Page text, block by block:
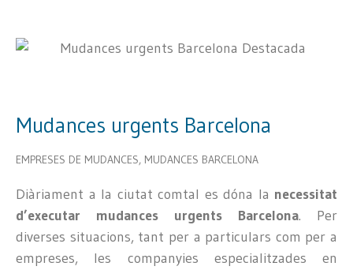
Mudances urgents Barcelona
EMPRESES DE MUDANCES, MUDANCES BARCELONA
Diàriament a la ciutat comtal es dóna la necessitat
d’executar mudances urgents Barcelona. Per
diverses situacions, tant per a particulars com per a
empreses, les companyies especialitzades en